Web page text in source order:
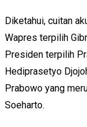
Diketahui, cuitan
Wapres terpilih
Presiden terpilih
Hediprasetyo
Prabowo yang
Soeharto.